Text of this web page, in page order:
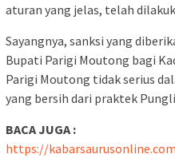
aturan yang jelas, telah
Sayangnya, sanksi yang
Bupati Parigi Moutong bagi
Parigi Moutong tidak serius
yang bersih dari praktek
BACA JUGA :
https://